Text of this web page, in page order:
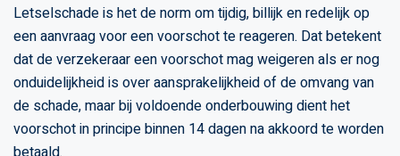
Letselschade is het de norm om tijdig, billijk en redelijk op
een aanvraag voor een voorschot te reageren. Dat betekent
dat de verzekeraar een voorschot mag weigeren als er nog
onduidelijkheid is over aansprakelijkheid of de omvang van
de schade, maar bij voldoende onderbouwing dient het
voorschot in principe binnen 14 dagen na akkoord te worden